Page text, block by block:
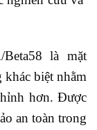
là mặt
biệt nhằm
hơn. Được
an toàn trong